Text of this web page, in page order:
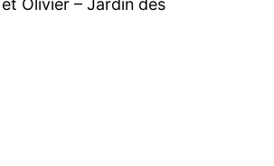
Olivier – Jardin des